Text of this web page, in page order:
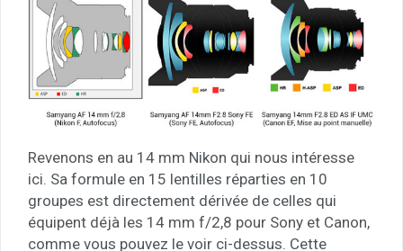
Revenons en au 14 mm Nikon qui nous intéresse
ici. Sa formule en 15 lentilles réparties en 10
groupes est directement dérivée de celles qui
équipent déjà les 14 mm f/2,8 pour Sony et Canon,
comme vous pouvez le voir ci-dessus. Cette